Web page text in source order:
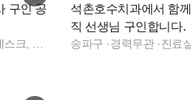
구인 공
석촌호수치과에서 함
직 선생님 구인합니다.
송파구 ·경력무관·진료